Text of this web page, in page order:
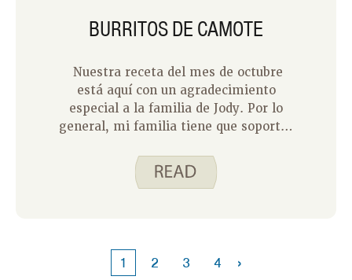
BURRITOS DE CAMOTE
Nuestra receta del mes de octubre
está aquí con un agradecimiento
especial a la familia de Jody. Por lo
general, mi familia tiene que soportar
mientras pruebo una receta. Pero para
los burritos de camote, Jody y su
teníamos un ganador. Los burritos de
camote incluyen dos de mis
1 2 3 4 ›